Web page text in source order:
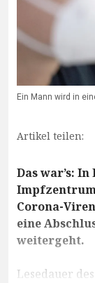
Ein Mann wird in
Artikel teilen:
Das war’s:
Impfzentrum
Corona-
eine
weitergeht.
Lesedauer